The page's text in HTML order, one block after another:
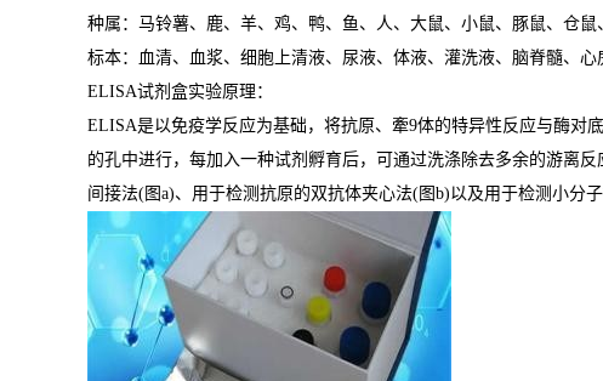
种属：马铃薯、鹿、羊、鸡、鸭、鱼、人、大鼠、小鼠、豚鼠、仓鼠
标本：血清、血浆、细胞上清液、尿液、体液、灌洗液、脑脊髓、
ELISA试剂盒实验原理：
ELISA是以免疫学反应为基础，将抗原、牽9体的特异性反应与酶对
的孔中进行，每加入一种试剂孵育后，可通过洗涤除去多余的游离
间接法(图a)、用于检测抗原的双抗体夹心法(图b)以及用于检测小分